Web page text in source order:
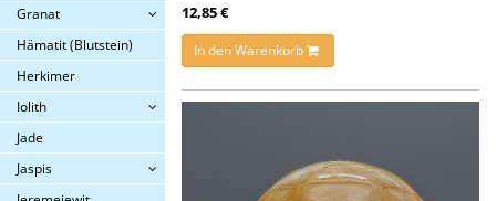
Granat
Hämatit (Blutstein)
Herkimer
Iolith
Jade
Jaspis
12,85 €
In den Warenkorb